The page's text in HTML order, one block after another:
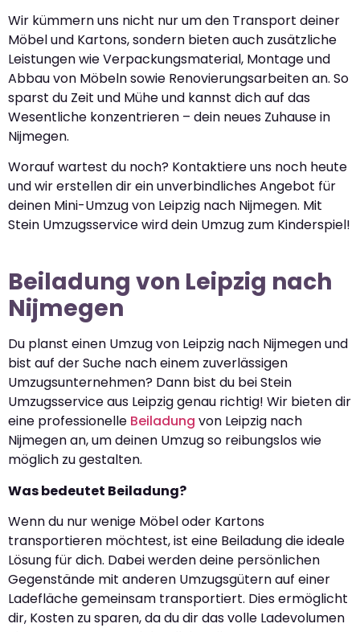
Wir kümmern uns nicht nur um den Transport deiner
Möbel und Kartons, sondern bieten auch zusätzliche
Leistungen wie Verpackungsmaterial, Montage und
Abbau von Möbeln sowie Renovierungsarbeiten an. So
sparst du Zeit und Mühe und kannst dich auf das
Wesentliche konzentrieren – dein neues Zuhause in
Nijmegen.
Worauf wartest du noch? Kontaktiere uns noch heute
und wir erstellen dir ein unverbindliches Angebot für
deinen Mini-Umzug von Leipzig nach Nijmegen. Mit
Stein Umzugsservice wird dein Umzug zum Kinderspiel!
Beiladung von Leipzig nach
Nijmegen
Du planst einen Umzug von Leipzig nach Nijmegen und
bist auf der Suche nach einem zuverlässigen
Umzugsunternehmen? Dann bist du bei Stein
Umzugsservice aus Leipzig genau richtig! Wir bieten dir
eine professionelle Beiladung von Leipzig nach
Nijmegen an, um deinen Umzug so reibungslos wie
möglich zu gestalten.
Was bedeutet Beiladung?
Wenn du nur wenige Möbel oder Kartons
transportieren möchtest, ist eine Beiladung die ideale
Lösung für dich. Dabei werden deine persönlichen
Gegenstände mit anderen Umzugsgütern auf einer
Ladefläche gemeinsam transportiert. Dies ermöglicht
dir, Kosten zu sparen, da du dir das volle Ladevolumen